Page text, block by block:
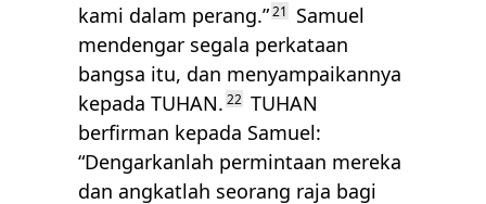
kami dalam perang.”21
Samuel
mendengar segala perkataan
bangsa itu, dan menyampaikannya
kepada TUHAN. 22 TUHAN
berfirman kepada Samuel:
“Dengarkanlah permintaan mereka
dan angkatlah seorang raja bagi